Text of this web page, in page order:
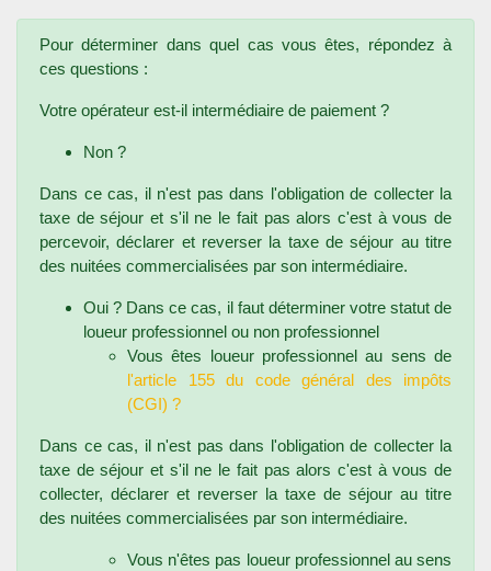
Pour déterminer dans quel cas vous êtes, répondez à
ces questions :
Votre opérateur est-il intermédiaire de paiement ?
Non ?
Dans ce cas, il n'est pas dans l'obligation de collecter la
taxe de séjour et s'il ne le fait pas alors c'est à vous de
percevoir, déclarer et reverser la taxe de séjour au titre
des nuitées commercialisées par son intermédiaire.
Oui ? Dans ce cas, il faut déterminer votre statut de
loueur professionnel ou non professionnel
Vous êtes loueur professionnel au sens de
l'article 155 du code général des impôts
(CGI) ?
Dans ce cas, il n'est pas dans l'obligation de collecter la
taxe de séjour et s'il ne le fait pas alors c'est à vous de
collecter, déclarer et reverser la taxe de séjour au titre
des nuitées commercialisées par son intermédiaire.
Vous n'êtes pas loueur professionnel au sens